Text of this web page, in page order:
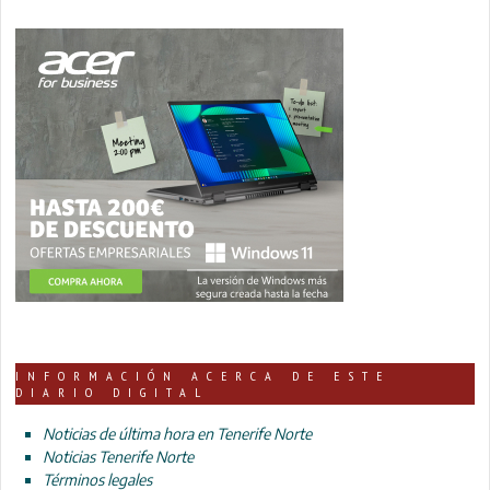
INFORMACIÓN ACERCA DE ESTE
DIARIO DIGITAL
Noticias de última hora en Tenerife Norte
Noticias Tenerife Norte
Términos legales